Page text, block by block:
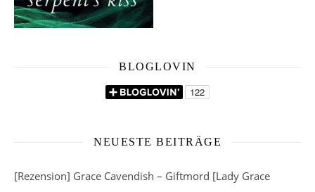
BLOGLOVIN
NEUESTE BEITRÄGE
[Rezension] Grace Cavendish – Giftmord [Lady Grace